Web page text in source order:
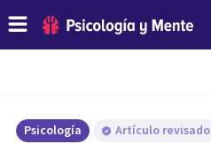
Psicología Artículo revisado